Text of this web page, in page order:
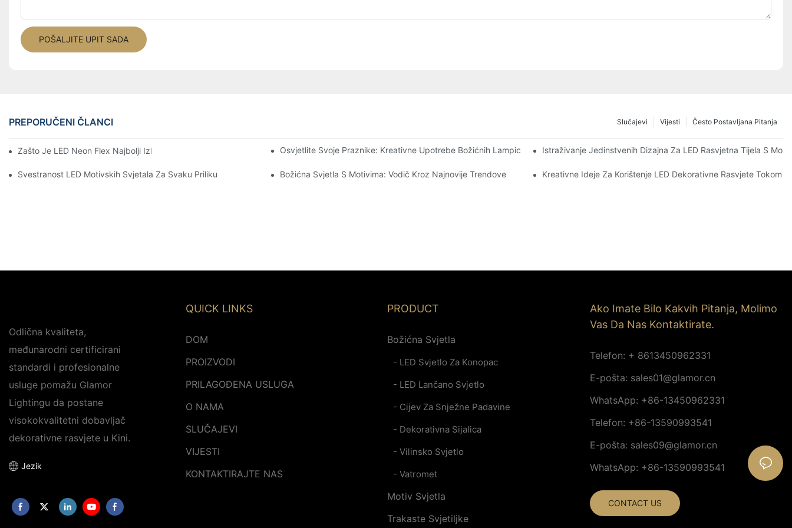
POŠALJITE UPIT SADA
PREPORUČENI ČLANCI Često Postavljana Pitanja
Vijesti
Slučajevi
Zašto Je LED Neon Flex Najbolji Izbor Za Projekte Prilagodljive RasvjeteOsvjetlite Svoje Praznike: Kreativne Upotrebe Božićnih Lampica Istraživanje Jedinstvenih Dizajna Za LED Rasvjetna Tijela S
Svestranost LED Motivskih Svjetala Za Svaku Priliku Božićna Svjetla S Motivima: Vodič Kroz Najnovije Trendove Kreativne Ideje Za Korištenje LED Dekorativne Rasvjete Tokom
Odlična kvaliteta,
međunarodni certificirani
standardi i profesionalne
usluge pomažu Glamor
Lightingu da postane
visokokvalitetni dobavljač
dekorativne rasvjete u Kini.
Jezik
QUICK LINKS
DOM
PROIZVODI
PRILAGOĐENA USLUGA
O NAMA
SLUČAJEVI
VIJESTI
KONTAKTIRAJTE NAS
PRODUCT
Božićna Svjetla
- LED Svjetlo Za Konopac
- LED Lančano Svjetlo
- Cijev Za Snježne Padavine
- Dekorativna Sijalica
- Vilinsko Svjetlo
- Vatromet
Motiv Svjetla
Trakaste Svjetiljke
Ako Imate Bilo Kakvih Pitanja, Molimo
Vas Da Nas Kontaktirate.
Telefon: + 8613450962331
E-pošta: sales01@glamor.cn
WhatsApp: +86-13450962331
Telefon: +86-13590993541
E-pošta: sales09@glamor.cn
WhatsApp: +86-13590993541
CONTACT US